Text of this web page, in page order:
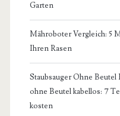
Garten
Mähroboter Vergleich: 5
Ihren Rasen
Staubsauger Ohne Beutel
ohne Beutel kabellos: 7
kosten